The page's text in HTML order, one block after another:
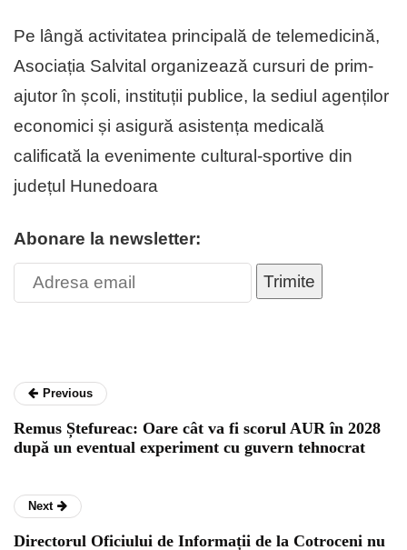
Pe lângă activitatea principală de telemedicină,
Asociația Salvital organizează cursuri de prim-
ajutor în școli, instituții publice, la sediul agenților
economici și asigură asistența medicală
calificată la evenimente cultural-sportive din
județul Hunedoara
Abonare la newsletter:
Trimite
Previous
Remus Ștefureac: Oare cât va fi scorul AUR în 2028
după un eventual experiment cu guvern tehnocrat
Next
Directorul Oficiului de Informații de la Cotroceni nu